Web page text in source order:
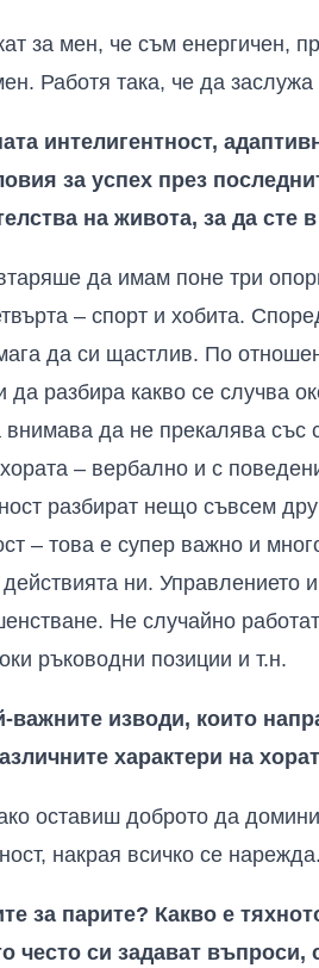
за мен, че съм енергичен,
Работя така, че да
интелигентност,
за успех през
на живота, за да сте
да имам поне три
– спорт и хобита.
да си щастлив. По
да разбира какво се случва
да не прекалява със
– вербално и с
разбират нещо съвсем
– това е супер важно и
ни. Управлението
Не случайно
ръководни позиции и т.н.
важните изводи, които
характери на
оставиш доброто да
накрая всичко се нарежда.
за парите? Какво е
често си задават